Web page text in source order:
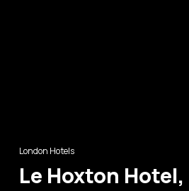
London Hotels
Le Hoxton